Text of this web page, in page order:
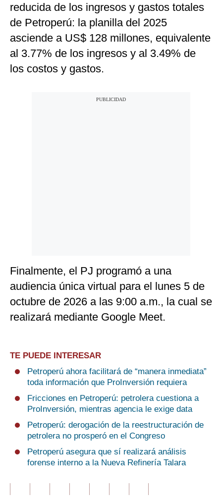
reducida de los ingresos y gastos totales
de Petroperú: la planilla del 2025
asciende a US$ 128 millones, equivalente
al 3.77% de los ingresos y al 3.49% de
los costos y gastos.
Finalmente, el PJ programó a una
audiencia única virtual para el lunes 5 de
octubre de 2026 a las 9:00 a.m., la cual se
realizará mediante Google Meet.
TE PUEDE INTERESAR
Petroperú ahora facilitará de “manera inmediata”
toda información que ProInversión requiera
Fricciones en Petroperú: petrolera cuestiona a
ProInversión, mientras agencia le exige data
Petroperú: derogación de la reestructuración de
petrolera no prosperó en el Congreso
Petroperú asegura que sí realizará análisis
forense interno a la Nueva Refinería Talara